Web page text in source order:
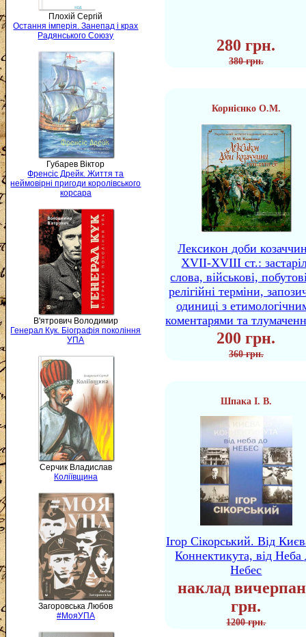
Плохій Сергій
Остання імперія. Занепад і крах
Радянського Союзу
Губарев Віктор
Френсіс Дрейк. Життя та
неймовірні пригоди королівського
корсара
В'ятрович Володимир
Генерал Кук. Біографія покоління
УПА
Серчик Владислав
Коліївщина
Загоровська Любов
#МояУПА
280 грн.
380 грн.
Корнієнко О.М.
Лексикон доби
XVII-XVIII ст.:
слова, військові,
релігійні терміни,
одиниці з
коментарями та
200 грн.
360 грн.
Шпака І. В.
Ігор Сікорський. Від
Коннектикута, від Неба
Небес
наклад
грн.
1200 грн.